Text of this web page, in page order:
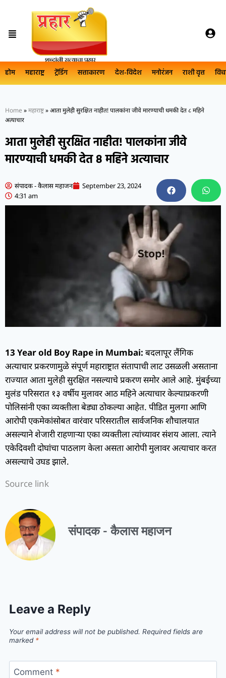
होम महाराष्ट्र ट्रेंडिंग सत्ताकारण देश-विदेश मनोरंजन राशी वृत्त
Home »महाराष्ट्र»आता मुलेही सुरक्षित नाहीत! पालकांना जीवे मारण्याची धमकी देत ८ महिने
अत्याचार
आता मुलेही सुरक्षित नाहीत! पालकांना जीवे
मारण्याची धमकी देत ८ महिने अत्याचार
संपादक - कैलास महाजन
September 23, 2024
4:31 am
13 Year old Boy Rape in Mumbai: बदलापूर लैंगिक
अत्याचार प्रकरणामुळे संपूर्ण महाराष्ट्रात संतापाची लाट उसळली असताना
राज्यात आता मुलेही सुरक्षित नसल्याचे प्रकरण समोर आले आहे. मुंबईच्या
मुलंड परिसरात १३ वर्षीय मुलावर आठ महिने अत्याचार केल्याप्रकरणी
पोलिसांनी एका व्यक्तीला बेड्या ठोकल्या आहेत. पीडित मुलगा आणि
आरोपी एकमेकांसोबत वारंवार परिसरातील सार्वजनिक शौचालयात
असल्याने शेजारी राहणाऱ्या एका व्यक्तीला त्यांच्यावर संशय आला. त्याने
एकेदिवशी दोघांचा पाठलाग केला असता आरोपी मुलावर अत्याचार करत
असल्याचे उघड झाले.
Source link
संपादक - कैलास महाजन
Leave a Reply
Your email address will not be published. Required fields are
marked *
Comment *